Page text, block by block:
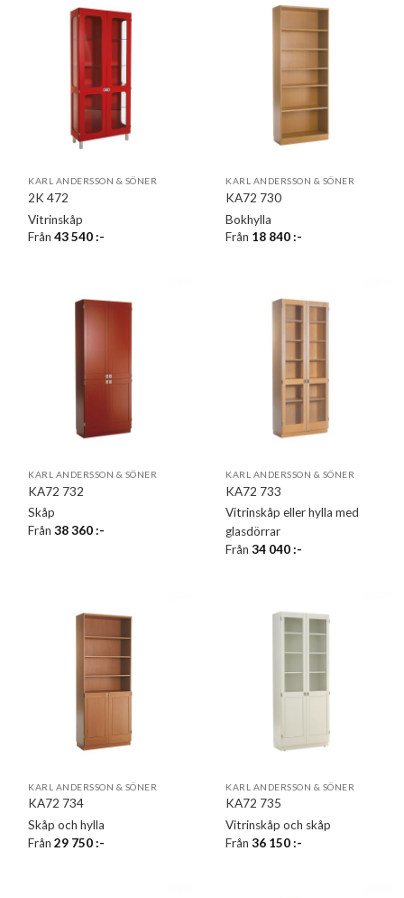
KARL ANDERSSON & SÖNER
2K 472
Vitrinskåp
Från43 540:-
KARL ANDERSSON & SÖNER
KA72 730
Bokhylla
Från 18 840:-
KARL ANDERSSON & SÖNER
KA72 732
Skåp
Från38 360:-
KARL ANDERSSON & SÖNER
KA72 733
Vitrinskåp eller hylla med
glasdörrar
Från34 040:-
KARL ANDERSSON & SÖNER
KA72 734
Skåp och hylla
Från29 750:-
KARL ANDERSSON & SÖNER
KA72 735
Vitrinskåp och skåp
Från36 150:-